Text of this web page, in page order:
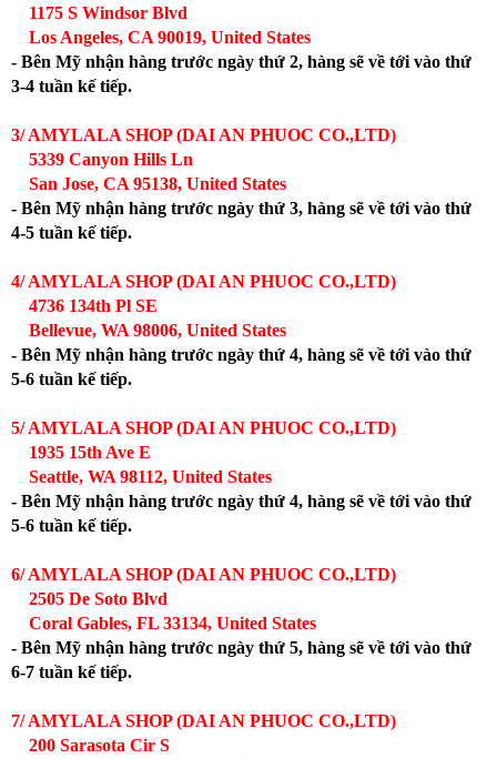
1175 S Windsor Blvd
Los Angeles, CA 90019, United States
- Bên Mỹ nhận hàng trước ngày thứ 2, hàng sẽ về tới vào thứ
3-4 tuần kế tiếp.
3/ AMYLALA SHOP (DAI AN PHUOC CO.,LTD)
5339 Canyon Hills Ln
San Jose, CA 95138, United States
- Bên Mỹ nhận hàng trước ngày thứ 3, hàng sẽ về tới vào thứ
4-5 tuần kế tiếp.
4/ AMYLALA SHOP (DAI AN PHUOC CO.,LTD)
4736 134th Pl SE
Bellevue, WA 98006, United States
- Bên Mỹ nhận hàng trước ngày thứ 4, hàng sẽ về tới vào thứ
5-6 tuần kế tiếp.
5/ AMYLALA SHOP (DAI AN PHUOC CO.,LTD)
1935 15th Ave E
Seattle, WA 98112, United States
- Bên Mỹ nhận hàng trước ngày thứ 4, hàng sẽ về tới vào thứ
5-6 tuần kế tiếp.
6/ AMYLALA SHOP (DAI AN PHUOC CO.,LTD)
2505 De Soto Blvd
Coral Gables, FL 33134, United States
- Bên Mỹ nhận hàng trước ngày thứ 5, hàng sẽ về tới vào thứ
6-7 tuần kế tiếp.
7/ AMYLALA SHOP (DAI AN PHUOC CO.,LTD)
200 Sarasota Cir S